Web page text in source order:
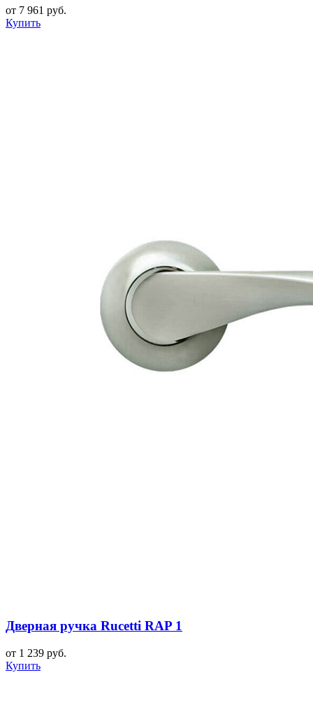
от 7 961 руб.
Купить
Дверная ручка Rucetti RAP 1
от 1 239 руб.
Купить